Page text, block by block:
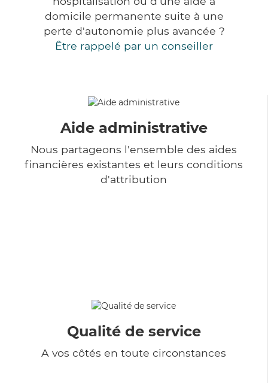
domicile permanente suite à une
perte d'autonomie plus avancée ?
Être rappelé par un conseiller
Aide administrative
Nous partageons l'ensemble des aides
financières existantes et leurs conditions
d'attribution
Qualité de service
A vos côtés en toute circonstances